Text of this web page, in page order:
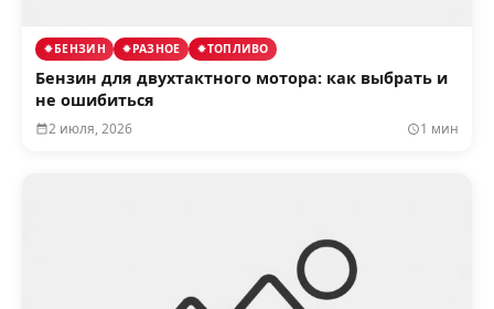
БЕНЗИН РАЗНОЕ ТОПЛИВО
Бензин для двухтактного мотора: как выбрать и
не ошибиться
2 июля, 2026 1 мин